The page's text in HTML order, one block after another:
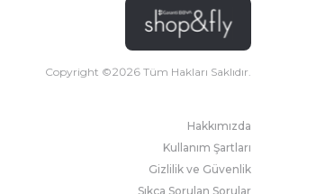
Copyright ©2026 Tüm Hakları Saklıdır.
Hakkımızda
Kullanım Şartları
Gizlilik ve Güvenlik
Sıkça Sorulan Sorular